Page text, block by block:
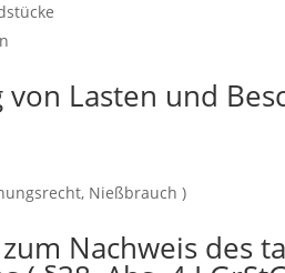
Lasten und
Nießbrauch )
Nachweis des